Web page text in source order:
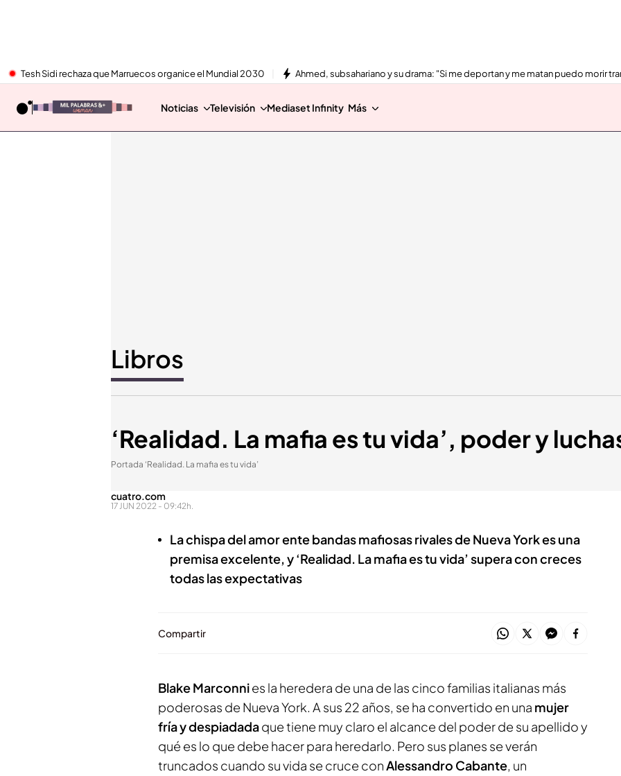
Tesh Sidi rechaza que Marruecos organice el Mundial 2030 Ahmed, subsahariano y su drama: "Si me deportan y me matan puedo morir
Noticias Televisión Mediaset Infinity Más
Libros
‘Realidad. La mafia es tu vida’, poder y
Portada ‘Realidad. La mafia es tu vida’
cuatro.com
17 JUN 2022 - 09:42h.
La chispa del amor ente bandas mafiosas rivales de Nueva York es una
premisa excelente, y ‘Realidad. La mafia es tu vida’ supera con creces
todas las expectativas
Compartir
Blake Marconnies la heredera de una de las cinco familias italianas más
poderosas de Nueva York. A sus 22 años, se ha convertido en una mujer
fría y despiadadaque tiene muy claro el alcance del poder de su apellido y
qué es lo que debe hacer para heredarlo. Pero sus planes se verán
truncados cuando su vida se cruce conAlessandro Cabante, un